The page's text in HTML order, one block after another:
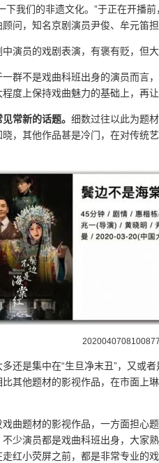
下我们的非遗文化。”于正在开播
问，知名京剧演员尹俊、牟元笛
演员的戏剧表演，有褒有贬，但
群不是戏曲科班出身的演员而言
度上保持戏曲魅力的基础上，再
常新的话题。 细数过往以此为题
，其他作品甚是冷门，在对传统
还是集中在“生旦净末丑”，又或
其他题材的影视作品，在市面上
曲题材的影视作品，一方面担心
少演员都是戏曲科班出身，大家
红小荧屏之前，都是非常专业的